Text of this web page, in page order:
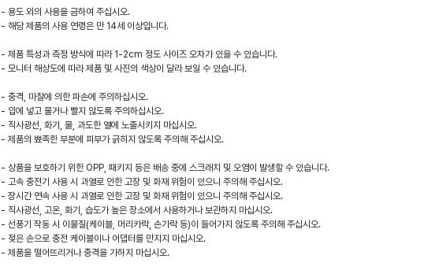
- 용도 외의 사용을 금하여 주십시오.
- 해당 제품의 사용 연령은 만 14세 이상입니다.
- 제품 특성과 측정 방식에 따라 1-2cm 정도 사이즈 오차가 있을 수 있습니다.
- 모니터 해상도에 따라 제품 및 사진의 색상이 달라 보일 수 있습니다.
- 충격, 마찰에 의한 파손에 주의하십시오.
- 입에 넣고 물거나 빨지 않도록 주의하십시오.
- 직사광선, 화기, 물, 과도한 열에 노출시키지 마십시오.
- 제품의 뾰족한 부분에 피부가 긁히지 않도록 주의해 주십시오.
- 상품을 보호하기 위한 OPP, 패키지 등은 배송 중에 스크래치 및 오염이 발생할 수 있습니다.
- 고속 충전기 사용 시 과열로 인한 고장 및 화재 위험이 있으니 주의해 주십시오.
- 장시간 연속 사용 시 과열로 인한 고장 및 화재 위험이 있으니 주의해 주십시오.
- 직사광선, 고온, 화기, 습도가 높은 장소에서 사용하거나 보관하지 마십시오.
- 선풍기 작동 시 이물질(케이블, 머리카락, 손가락 등)이 들어가지 않도록 주의해 주십시오.
- 젖은 손으로 충전 케이블이나 어댑터를 만지지 마십시오.
- 제품을 떨어뜨리거나 충격을 가하지 마십시오.